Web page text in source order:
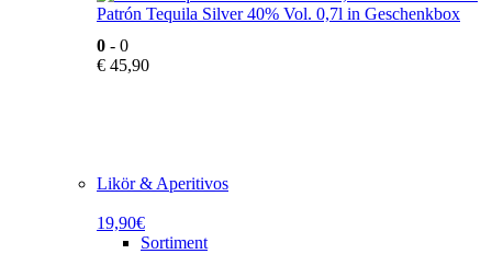
Patrón Tequila Silver 40% Vol. 0,7l in Geschenkbox
0 - 0
€ 45,90
Likör & Aperitivos
19,90€
Sortiment